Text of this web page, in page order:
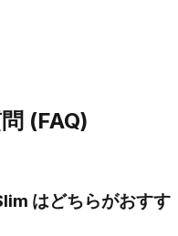
(FAQ)
はどちらがおすす